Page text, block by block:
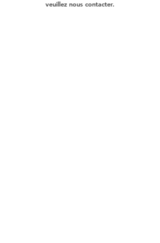
veuillez nous contacter.